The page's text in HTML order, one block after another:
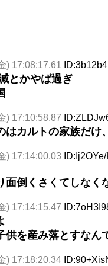
) 17:08:17.61
とかやば過ぎ
) 17:10:58.87
はカルトの家族だけ
) 17:14:00.03
面倒くさくてしなく
) 17:14:15.47
供を産み落とすなん
) 17:18:20.34